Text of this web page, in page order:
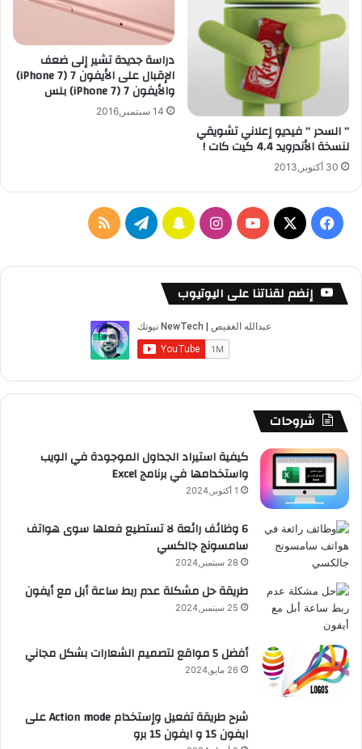
” السحر ” فيديو إعلاني تشويقي
لنسخة الأندرويد 4.4 كيت كات !
30 أكتوبر,2013
دراسة جديدة تشير إلى ضعف
الإقبال على الأيفون 7 (iPhone 7)
والأيفون 7 (iPhone 7) بلس
14 سبتمبر,2016
فيسبوك
‫X
‫YouTubeانستقرامسناب تيلقرامملخص
إنضم لقناتنا على اليوتيوب
شروحات
كيفية استيراد الجداول الموجودة في الويب
واستخدامها في برنامج Excel
1 أكتوبر,2024
6 وظائف رائعة لا تستطيع فعلها سوى هواتف
سامسونج جالكسي
28 سبتمبر,2024
طريقة حل مشكلة عدم ربط ساعة أبل مع أيفون
25 سبتمبر,2024
أفضل 5 مواقع لتصميم الشعارات بشكل مجاني
26 مايو,2024
شرح طريقة تفعيل وإستخدام Action mode على
ايفون 15 و ايفون 15 برو